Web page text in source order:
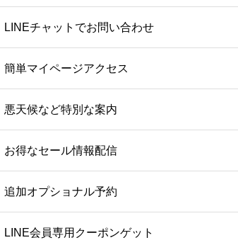
LINEチャットでお問い合わせ
簡単マイページアクセス
悪天候など特別な案内
お得なセール情報配信
追加オプショナル予約
LINE会員専用クーポンゲット